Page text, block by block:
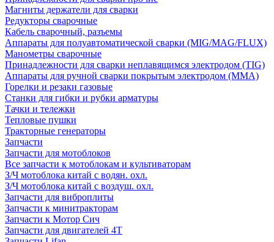
Магниты держатели для сварки
Редукторы сварочные
Кабель сварочный, разъемы
Аппараты для полуавтоматической сварки (MIG/MAG/FLUX)
Манометры сварочные
Принадлежности для сварки неплавящимся электродом (TIG)
Аппараты для ручной сварки покрытым электродом (MMA)
Горелки и резаки газовые
Станки для гибки и рубки арматуры
Тачки и тележки
Тепловые пушки
Тракторные генераторы
Запчасти
Запчасти для мотоблоков
Все запчасти к мотоблокам и культиваторам
З/Ч мотоблока китай с водян. охл.
З/Ч мотоблока китай с воздуш. охл.
Запчасти для виброплиты
Запчасти к минитракторам
Запчасти к Мотор Сич
Запчасти для двигателей 4Т